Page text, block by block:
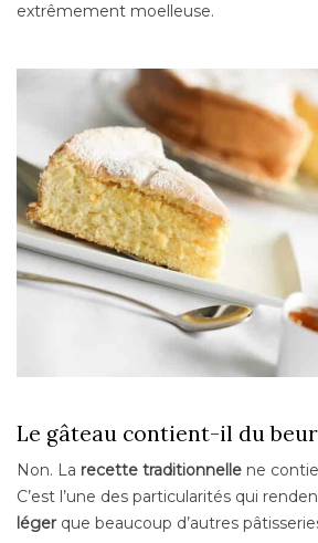
extrêmement moelleuse.
Le gâteau contient-il du
Non. La recette traditionnelle ne
C’est l’une des particularités qui
légerque beaucoup d’autres